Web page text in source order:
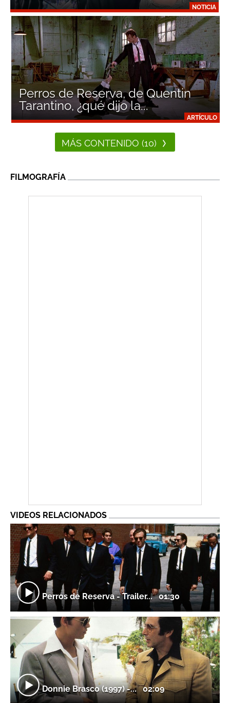
NOTICIA
ARTÍCULO
Perros de Reserva, de Quentin
Tarantino, ¿qué dijo la...
MÁS CONTENIDO (10)
FILMOGRAFÍA
VIDEOS RELACIONADOS
Perros de Reserva - Trailer...01:30
Donnie Brasco (1997) -...02:09